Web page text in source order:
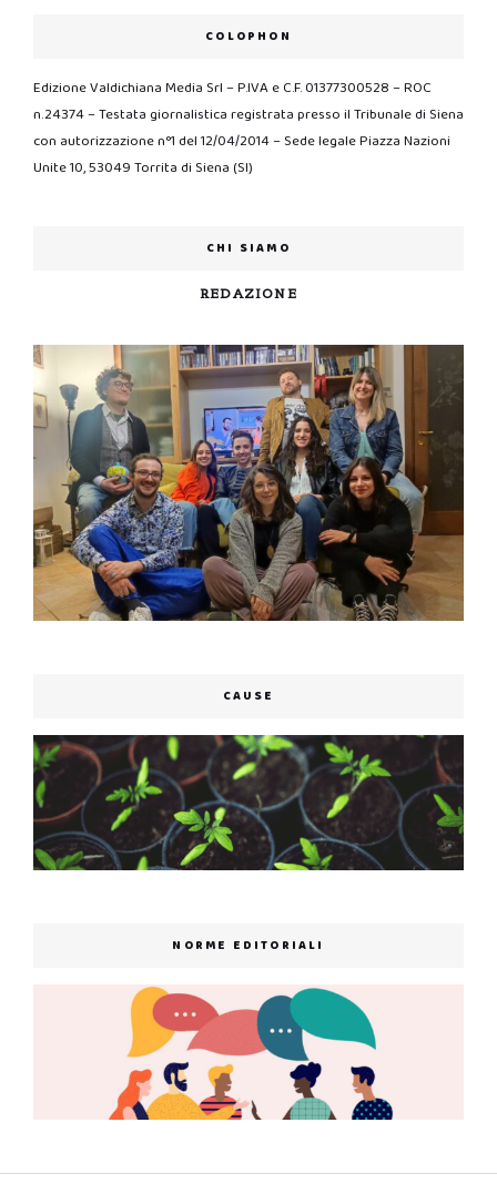
COLOPHON
Edizione Valdichiana Media Srl – P.IVA e C.F. 01377300528 – ROC
n.24374 – Testata giornalistica registrata presso il Tribunale di Siena
con autorizzazione n°1 del 12/04/2014 – Sede legale Piazza Nazioni
Unite 10, 53049 Torrita di Siena (SI)
CHI SIAMO
REDAZIONE
CAUSE
NORME EDITORIALI